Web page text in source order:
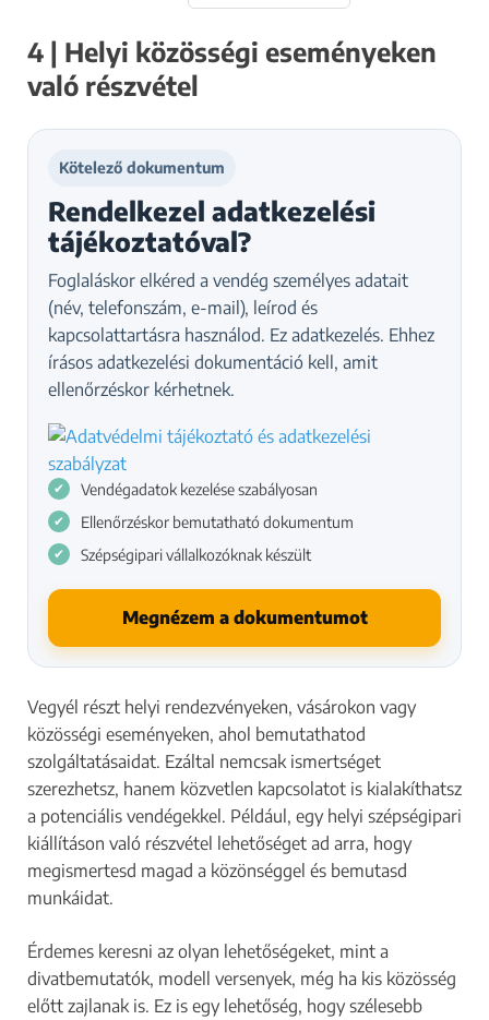
4 | Helyi közösségi eseményeken
való részvétel
Kötelező dokumentum
Rendelkezel adatkezelési
tájékoztatóval?
Foglaláskor elkéred a vendég személyes adatait
(név, telefonszám, e-mail), leírod és
kapcsolattartásra használod. Ez adatkezelés. Ehhez
írásos adatkezelési dokumentáció kell, amit
ellenőrzéskor kérhetnek.
Vendégadatok kezelése szabályosan
Ellenőrzéskor bemutatható dokumentum
Szépségipari vállalkozóknak készült
Megnézem a dokumentumot
Vegyél részt helyi rendezvényeken, vásárokon vagy
közösségi eseményeken, ahol bemutathatod
szolgáltatásaidat. Ezáltal nemcsak ismertséget
szerezhetsz, hanem közvetlen kapcsolatot is kialakíthatsz
a potenciális vendégekkel. Például, egy helyi szépségipari
kiállításon való részvétel lehetőséget ad arra, hogy
megismertesd magad a közönséggel és bemutasd
munkáidat.
Érdemes keresni az olyan lehetőségeket, mint a
divatbemutatók, modell versenyek, még ha kis közösség
előtt zajlanak is. Ez is egy lehetőség, hogy szélesebb